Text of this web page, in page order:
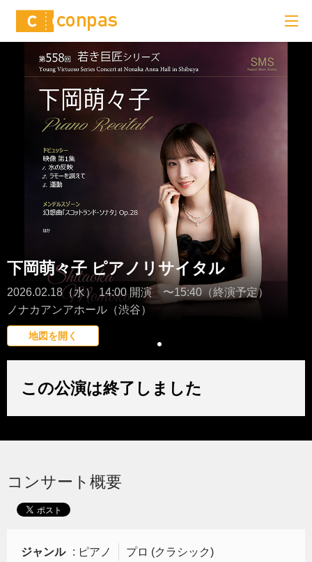
下岡萌々子 ピアノリサイタル
2026.02.18（水） 14:00 開演 〜15:40（終演予定）
ノナカアンアホール（渋谷）
地図を開く
この公演は終了しました
コンサート概要
ジャンル : ピアノ プロ (クラシック)